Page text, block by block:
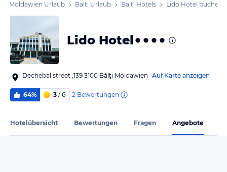
Moldawien Urlaub Balti Urlaub Balti Hotels Lido Hotel buchen
Lido Hotel
Dechebal street ,139 3100 Bălţi Moldawien Auf Karte anzeigen
64% 3 / 6 2 Bewertungen
Hotelübersicht Bewertungen Fragen Angebote